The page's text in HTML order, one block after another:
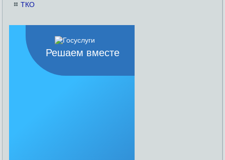
ТКО
Решаем вместе